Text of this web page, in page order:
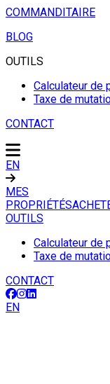
COMMANDITAIRE
BLOG
OUTILS
Calculateur de
Taxe de
CONTACT
EN
MES
PROPRIÉTÉS
OUTILS
Calculateur de
Taxe de
CONTACT
EN